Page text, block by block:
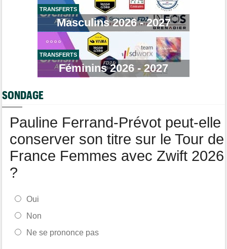
Tour de France Femmes
Reusser : "On s'est trop regardées... c'était stupide"
15:35
Tour de France Femmes
Lilan Calmejane: "Ferrand-Prévot nous raconte des salades…"
Route
Un coureur de 16 ans touché à la moelle épinière suite à un
accident
La peloton du Tour Femmes... 21 abandons
TRANSFERTS
Masculins 2026 - 2027
TRANSFERTS
Féminins 2026 - 2027
SONDAGE
Pauline Ferrand-Prévot peut-elle
conserver son titre sur le Tour de
France Femmes avec Zwift 2026
?
Oui
Non
Ne se prononce pas